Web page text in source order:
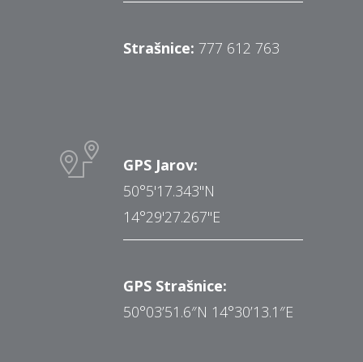
Strašnice: 777 612 763
GPS Jarov:
50°5'17.343"N
14°29'27.267"E
GPS Strašnice:
50°03’51.6″N 14°30’13.1″E